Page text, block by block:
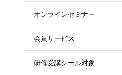
オンラインセミナー
会員サービス
研修受講シール対象